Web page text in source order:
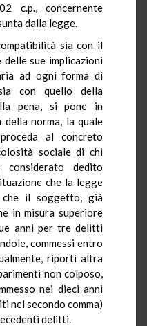
c.p., concernente
dalla legge.
sia con il
sue implicazioni
ad ogni forma di
con quello della
pena, si pone in
norma, la quale
al concreto
sociale di chi
dedito
che la legge
il soggetto, già
in misura superiore
anni per tre delitti
commessi entro
riporti altra
non colposo,
nei dieci anni
nel secondo comma)
delitti.